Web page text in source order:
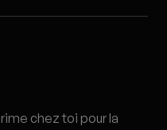
chez toi pour la